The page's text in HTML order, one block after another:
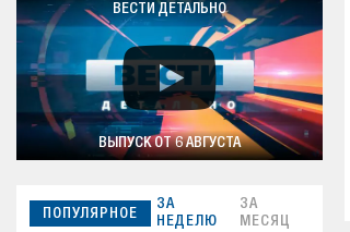
ВЕСТИ ДЕТАЛЬНО
ВЫПУСК ОТ 6 АВГУСТА
ПОПУЛЯРНОЕ
ЗА
НЕДЕЛЮ
ЗА
МЕСЯЦ